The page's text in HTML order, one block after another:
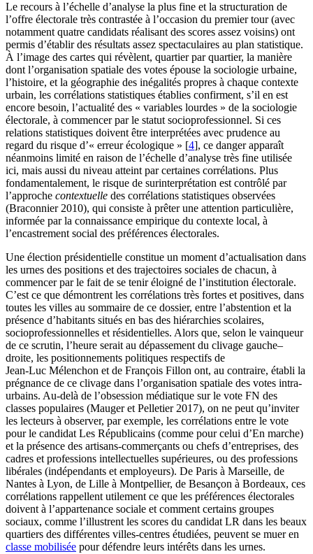
Le recours à l’échelle d’analyse la plus fine et la structuration de
l’offre électorale très contrastée à l’occasion du premier tour (avec
notamment quatre candidats réalisant des scores assez voisins) ont
permis d’établir des résultats assez spectaculaires au plan statistique.
À l’image des cartes qui révèlent, quartier par quartier, la manière
dont l’organisation spatiale des votes épouse la sociologie urbaine,
l’histoire, et la géographie des inégalités propres à chaque contexte
urbain, les corrélations statistiques établies confirment, s’il en est
encore besoin, l’actualité des « variables lourdes » de la sociologie
électorale, à commencer par le statut socioprofessionnel. Si ces
relations statistiques doivent être interprétées avec prudence au
regard du risque d’« erreur écologique » [4], ce danger apparaît
néanmoins limité en raison de l’échelle d’analyse très fine utilisée
ici, mais aussi du niveau atteint par certaines corrélations. Plus
fondamentalement, le risque de surinterprétation est contrôlé par
l’approche contextuelle des corrélations statistiques observées
(Braconnier 2010), qui consiste à prêter une attention particulière,
informée par la connaissance empirique du contexte local, à
l’encastrement social des préférences électorales.
Une élection présidentielle constitue un moment d’actualisation dans
les urnes des positions et des trajectoires sociales de chacun, à
commencer par le fait de se tenir éloigné de l’institution électorale.
C’est ce que démontrent les corrélations très fortes et positives, dans
toutes les villes au sommaire de ce dossier, entre l’abstention et la
présence d’habitants situés en bas des hiérarchies scolaires,
socioprofessionnelles et résidentielles. Alors que, selon le vainqueur
de ce scrutin, l’heure serait au dépassement du clivage gauche–
droite, les positionnements politiques respectifs de
Jean‑Luc Mélenchon et de François Fillon ont, au contraire, établi la
prégnance de ce clivage dans l’organisation spatiale des votes intra-
urbains. Au-delà de l’obsession médiatique sur le vote FN des
classes populaires (Mauger et Pelletier 2017), on ne peut qu’inviter
les lecteurs à observer, par exemple, les corrélations entre le vote
pour le candidat Les Républicains (comme pour celui d’En marche)
et la présence des artisans-commerçants ou chefs d’entreprises, des
cadres et professions intellectuelles supérieures, ou des professions
libérales (indépendants et employeurs). De Paris à Marseille, de
Nantes à Lyon, de Lille à Montpellier, de Besançon à Bordeaux, ces
corrélations rappellent utilement ce que les préférences électorales
doivent à l’appartenance sociale et comment certains groupes
sociaux, comme l’illustrent les scores du candidat LR dans les beaux
quartiers des différentes villes-centres étudiées, peuvent se muer en
classe mobilisée pour défendre leurs intérêts dans les urnes.